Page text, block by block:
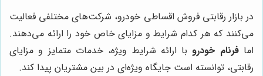
در بازار رقابتی فروش اقساطی خودرو، شرکت‌های مختلفی فعالیت
می‌کنند که هر کدام شرایط و مزایای خاص خود را ارائه می‌دهند.
امافرنام خودروبا ارائه شرایط ویژه، خدمات متمایز و مزایای
رقابتی، توانسته است جایگاه ویژه‌ای در بین مشتریان پیدا کند.